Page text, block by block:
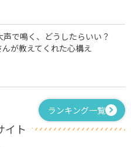
声で鳴く、どうしたらいい？
が教えてくれた心構え
ランキング一覧
イト